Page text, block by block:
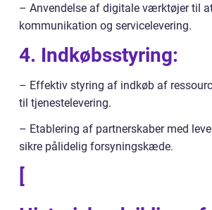
– Anvendelse af digitale værktøjer til
kommunikation og servicelevering.
4. Indkøbsstyring:
– Effektiv styring af indkøb af
til tjenestelevering.
– Etablering af partnerskaber med
sikre pålidelig forsyningskæde.
[